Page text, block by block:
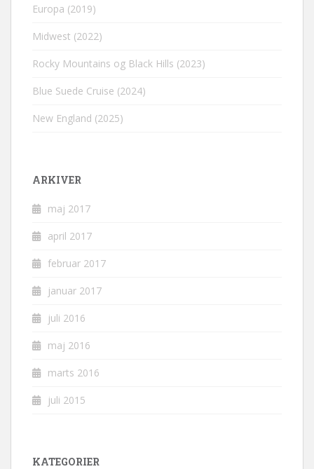
Europa (2019)
Midwest (2022)
Rocky Mountains og Black Hills (2023)
Blue Suede Cruise (2024)
New England (2025)
ARKIVER
maj 2017
april 2017
februar 2017
januar 2017
juli 2016
maj 2016
marts 2016
juli 2015
KATEGORIER